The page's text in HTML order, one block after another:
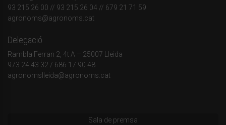
93 215 26 00 // 93 215 26 04 // 679 21 71 59
agronoms@agronoms.cat
Delegació
Rambla Ferran 2, 4t A – 25007 Lleida
973 24 43 32 / 686 17 90 48
agronomslleida@agronoms.cat
Sala de premsa